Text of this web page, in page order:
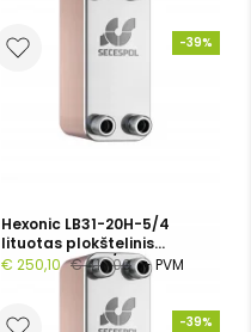
-39%
Hexonic LB31-20H-5/4
lituotas plokštelinis
šilumokaitis, 5/4", 20
plokštelių, PN 30
€ 250,10 € 410,00 + PVM
-39%